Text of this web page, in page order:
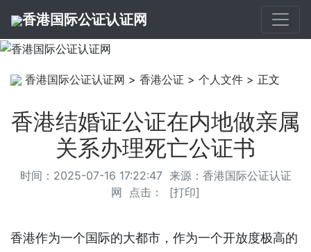
香港国际公证认证网
香港国际公证认证网 > 香港公证 > 个人文件 > 正文
香港结婚证公证在内地做亲属
关系办理死亡公证书
时间：2025-07-16 17:22:47 来源： 香港国际公证认证
网 点击： [打印]
香港作为一个国际的大都市，作为一个开放度极高的